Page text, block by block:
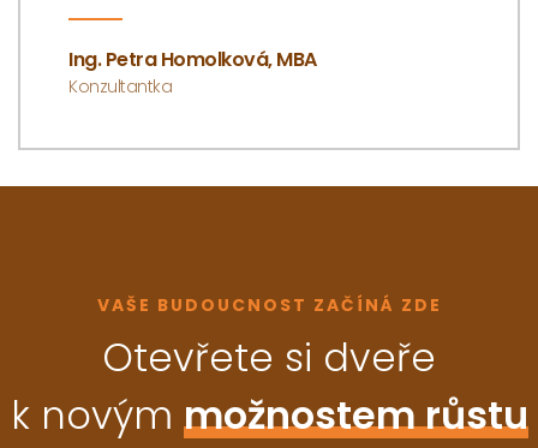
Ing. Petra Homolková, MBA
Konzultantka
VAŠE BUDOUCNOST ZAČÍNÁ ZDE
Otevřete si dveře
k novým možnostem růstu